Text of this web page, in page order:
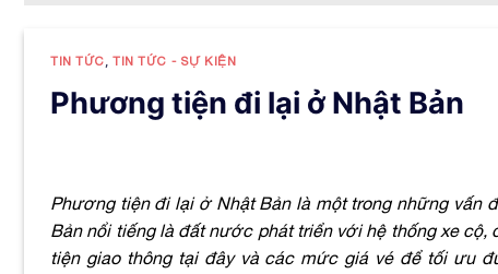
TIN TỨC ,TIN TỨC - SỰ KIỆN
Phương tiện đi lại ở Nhật Bản
Phương tiện đi lại ở Nhật Bản là một trong những vấn
Bản nổi tiếng là đất nước phát triển với hệ thống xe
tiện giao thông tại đây và các mức giá vé để tối ưu